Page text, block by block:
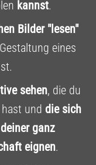
kannst.
Bilder "lesen"
eines
sehen, die du
und die sich
ganz
eignen.